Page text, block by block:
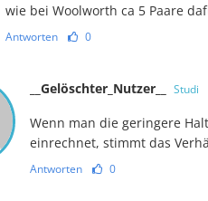
wie bei Woolworth ca 5 Paare
Antworten 0
__Gelöschter_Nutzer__ Studi
Wenn man die geringere
einrechnet, stimmt das
Antworten 0